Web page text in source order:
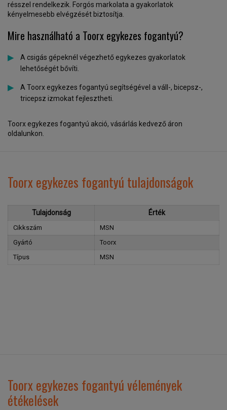
résszel rendelkezik. Forgós markolata a gyakorlatok
kényelmesebb elvégzését biztosítja.
Mire használható a Toorx egykezes fogantyú?
A csigás gépeknél végezhető egykezes gyakorlatok
lehetőségét bővíti.
A Toorx egykezes fogantyú segítségével a váll-, bicepsz-,
tricepsz izmokat fejlesztheti.
Toorx egykezes fogantyú akció, vásárlás kedvező áron
oldalunkon.
Toorx egykezes fogantyú tulajdonságok
Tulajdonság Érték
Cikkszám
MSN
Gyártó
Toorx
Típus
MSN
Toorx egykezes fogantyú vélemények
étékelések